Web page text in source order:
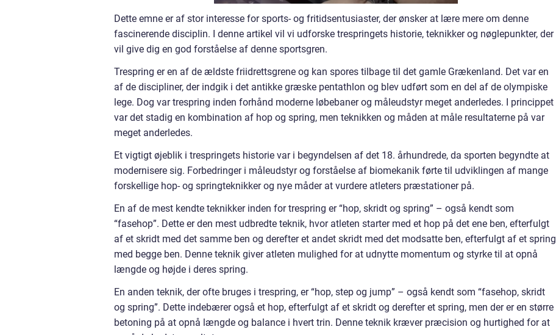
Dette emne er af stor interesse for sports- og fritidsentusiaster, der ønsker at lære mere om denne
fascinerende disciplin. I denne artikel vil vi udforske trespringets historie, teknikker og nøglepunkter, der
vil give dig en god forståelse af denne sportsgren.
Trespring er en af de ældste friidrettsgrene og kan spores tilbage til det gamle Grækenland. Det var en
af de discipliner, der indgik i det antikke græske pentathlon og blev udført som en del af de olympiske
lege. Dog var trespring inden forhånd moderne løbebaner og måleudstyr meget anderledes. I princippet
var det stadig en kombination af hop og spring, men teknikken og måden at måle resultaterne på var
meget anderledes.
Et vigtigt øjeblik i trespringets historie var i begyndelsen af det 18. århundrede, da sporten begyndte at
modernisere sig. Forbedringer i måleudstyr og forståelse af biomekanik førte til udviklingen af mange
forskellige hop- og springteknikker og nye måder at vurdere atleters præstationer på.
En af de mest kendte teknikker inden for trespring er “hop, skridt og spring” – også kendt som
“fasehop”. Dette er den mest udbredte teknik, hvor atleten starter med et hop på det ene ben, efterfulgt
af et skridt med det samme ben og derefter et andet skridt med det modsatte ben, efterfulgt af et spring
med begge ben. Denne teknik giver atleten mulighed for at udnytte momentum og styrke til at opnå
længde og højde i deres spring.
En anden teknik, der ofte bruges i trespring, er “hop, step og jump” – også kendt som “fasehop, skridt
og spring”. Dette indebærer også et hop, efterfulgt af et skridt og derefter et spring, men der er en større
betoning på at opnå længde og balance i hvert trin. Denne teknik kræver præcision og hurtighed for at